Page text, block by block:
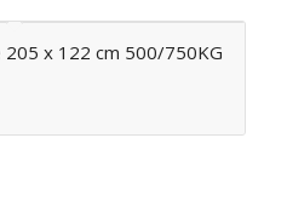
x 122 cm 500/750KG